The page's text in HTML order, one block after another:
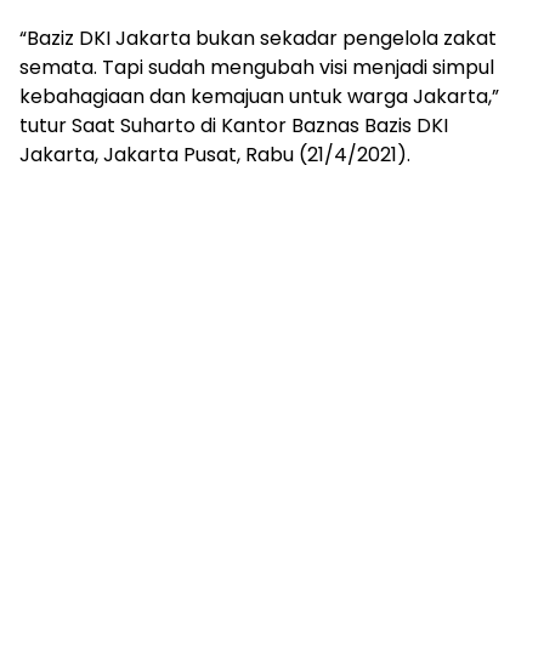
“Baziz DKI Jakarta bukan sekadar pengelola zakat
semata. Tapi sudah mengubah visi menjadi simpul
kebahagiaan dan kemajuan untuk warga Jakarta,”
tutur Saat Suharto di Kantor Baznas Bazis DKI
Jakarta, Jakarta Pusat, Rabu (21/4/2021).